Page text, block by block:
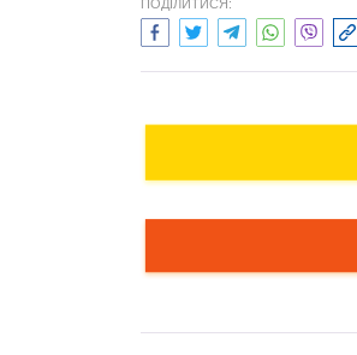
ПОДІЛИТИСЯ: